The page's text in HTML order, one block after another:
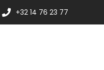
+32 14 76 23 77